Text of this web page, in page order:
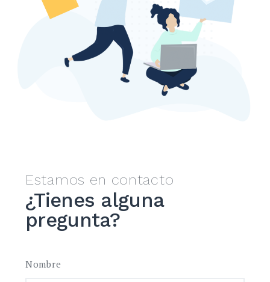
Estamos en contacto
¿Tienes alguna
pregunta?
Nombre